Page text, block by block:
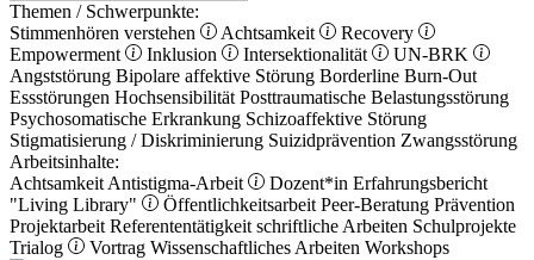
Themen / Schwerpunkte:
Stimmenhören verstehen
Achtsamkeit
Recovery
Empowerment
Inklusion Intersektionalität
UN-BRK
Angststörung Bipolare affektive Störung Borderline Burn-Out
Essstörungen Hochsensibilität Posttraumatische Belastungsstörung
Psychosomatische Erkrankung Schizoaffektive Störung
Stigmatisierung / Diskriminierung Suizidprävention Zwangsstörung
Arbeitsinhalte:
Achtsamkeit Antistigma-Arbeit Dozent*in Erfahrungsbericht
"Living Library"
Öffentlichkeitsarbeit Peer-Beratung Prävention
Projektarbeit Referententätigkeit schriftliche Arbeiten Schulprojekte
Trialog
Vortrag Wissenschaftliches Arbeiten Workshops